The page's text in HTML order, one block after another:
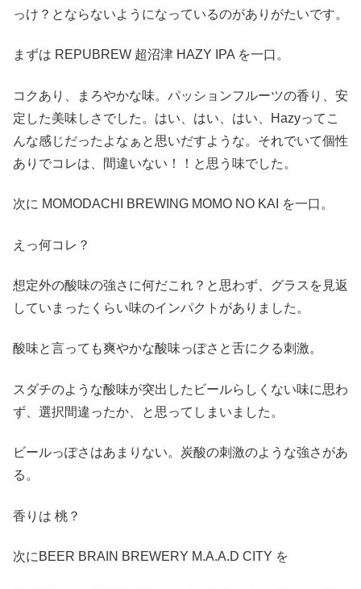
っけ？とならないようになっているのがありがたいです。
まずは REPUBREW 超沼津 HAZY IPA を一口。
コクあり、まろやかな味。パッションフルーツの香り、安
定した美味しさでした。はい、はい、はい、Hazyってこ
んな感じだったよなぁと思いだすような。それでいて個性
ありでコレは、間違いない！！と思う味でした。
次に MOMODACHI BREWING MOMO NO KAI を一口。
えっ何コレ？
想定外の酸味の強さに何だこれ？と思わず、グラスを見返
していまったくらい味のインパクトがありました。
酸味と言っても爽やかな酸味っぽさと舌にクる刺激。
スダチのような酸味が突出したビールらしくない味に思わ
ず、選択間違ったか、と思ってしまいました。
ビールっぽさはあまりない。炭酸の刺激のような強さがあ
る。
香りは 桃？
次にBEER BRAIN BREWERY M.A.A.D CITY を